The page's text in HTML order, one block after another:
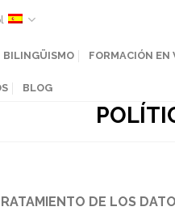
BILINGÜISMO FORMACIÓN EN
BLOG
DE LOS